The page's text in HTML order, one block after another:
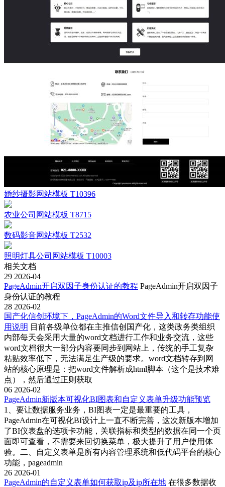
婚纱摄影网站模板 T10396
农业公司网站模板 T8715
数码影音网站模板 T2532
照明灯具公司网站模板 T10003
相关文档
29 2026-04
PageAdmin开启双因子身份认证的教程 PageAdmin开启双因子
身份认证的教程
28 2026-02
国产化信创环境下，PageAdmin的Word文件导入和转存功能使
用说明 目前各级单位都在主推信创国产化，这类政务类组织
内部每天会采用大量的word文档进行工作和业务交流，这些
word文档很大一部分内容要同步到网站上，传统的手工复杂
粘贴效率低下，无法满足生产级的要求。word文档转存到网
站的核心原理是：把word文件解析成html脚本（这个是技术难
点），然后通过正则获取
06 2026-02
PageAdmin新版本可视化BI图表和自定义表单升级功能预览
1、要让数据服务业务，BI图表一定是最重要的工具，
PageAdmin在可视化BI设计上一直不断完善，这次新版本增加
了BI仪表盘的选项卡功能，关联指标和类型的数据在同一个页
面即可查看，不需要来回切换菜单，极大提升了用户使用体
验。二、自定义表单是所有内容管理系统和低代码平台的核心
功能，pageadmin
26 2026-01
PageAdmin的自定义表单如何获取ip及ip所在地 在很多数据收